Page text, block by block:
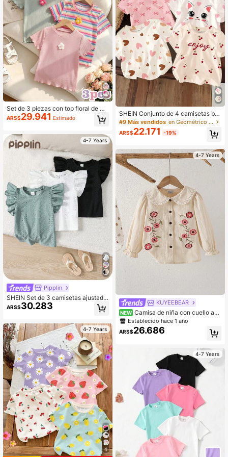
Set de 3 piezas con top floral de ma
nga corta acanalado informal + pan
talón corto de manga corta a rayas
ARS$29.941 Estimado
4-7 Years
Pipplin
SHEIN Set de 3 camisetas ajustada
s con cuello redondo y dobladillo co
n volantes de unicolor para niñas jó
ARS$30.283
4-7 Years
4
SHEIN Conjunto de 4 camisetas bá
sicas de manga corta y cuello redo
ndo para niñas jóvenes, adecuado
para primavera/verano
#9 Más vendidos en Geométrico Camisetas para chicas jóvenes
ARS$22.171 -19%
4-7 Years
KUYEEBEAR
NEW Camisa de niña con cuello aba
tido, manga larga, bordado floral, de
algodón puro, top de otoño
Establecido hace 1 año
ARS$26.686
4-7 Years